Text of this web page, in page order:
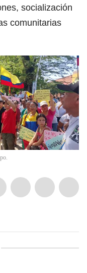
socialización
comunitarias